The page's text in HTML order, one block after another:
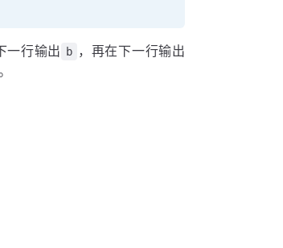
一行输出 b ，再在下一行输出